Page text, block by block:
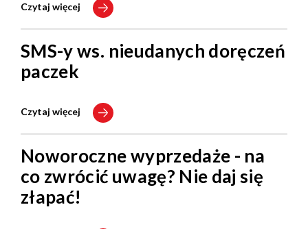
Czytaj więcej
SMS-y ws. nieudanych doręczeń
paczek
Czytaj więcej
Noworoczne wyprzedaże - na
co zwrócić uwagę? Nie daj się
złapać!